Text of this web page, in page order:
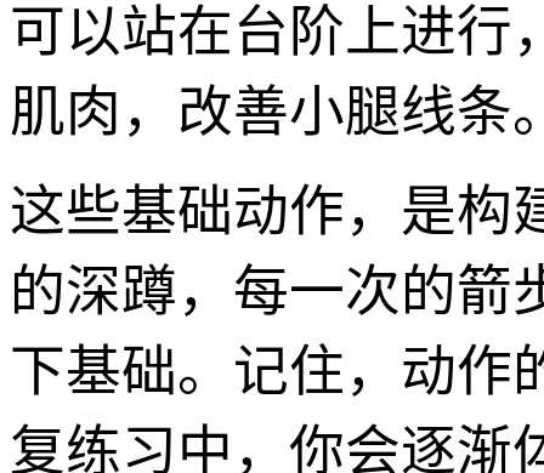
可以站在台阶上进行
肌肉，改善小腿线条
这些基础动作，是构
的深蹲，每一次的箭
下基础。记住，动作
复练习中，你会逐渐